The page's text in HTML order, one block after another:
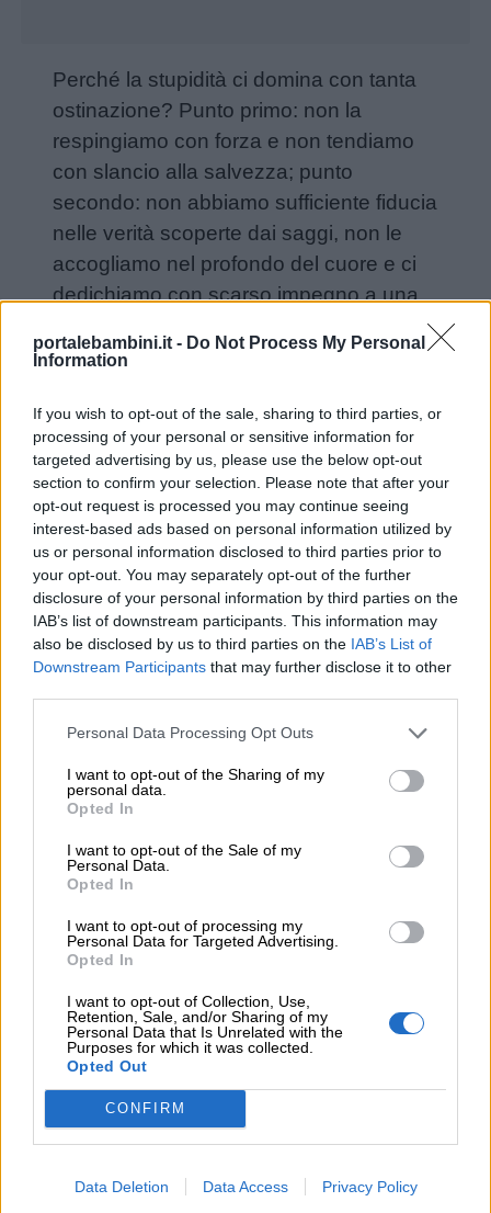
portalebambini.it - Do Not Process My Personal
Information
If you wish to opt-out of the sale, sharing to third parties, or
processing of your personal or sensitive information for
targeted advertising by us, please use the below opt-out
section to confirm your selection. Please note that after your
opt-out request is processed you may continue seeing
interest-based ads based on personal information utilized by
us or personal information disclosed to third parties prior to
your opt-out. You may separately opt-out of the further
disclosure of your personal information by third parties on the
IAB’s list of downstream participants. This information may
also be disclosed by us to third parties on the IAB’s List of
Downstream Participants that may further disclose it to other
Personal Data Processing Opt Outs
I want to opt-out of the Sharing of my
personal data.
Opted In
I want to opt-out of the Sale of my
Personal Data.
Opted In
I want to opt-out of processing my
Personal Data for Targeted Advertising.
Opted In
I want to opt-out of Collection, Use,
Retention, Sale, and/or Sharing of my
Personal Data that Is Unrelated with the
Purposes for which it was collected.
Opted Out
CONFIRM
Data Deletion Data Access Privacy Policy
didattiche
Disegni
da
colorare
Storie
per
bambini
e
giornate
Filastrocche
Giochi
Lavoretti
maschili
Nomi
aforismi
Buongiorno
Buonanotte
Perché la stupidità ci domina con tanta
ostinazione? Punto primo: non la
respingiamo con forza e non tendiamo
con slancio alla salvezza; punto
secondo: non abbiamo sufficiente fiducia
nelle verità scoperte dai saggi, non le
accogliamo nel profondo del cuore e ci
dedichiamo con scarso impegno a una
imparare quanto serve per combattere i
vizi gli lasciano?
Nessuno di noi va a fondo; cogliamo
solo quanto è in superficie e i pochi
minuti spesi per la filosofia bastano e
avanzano per gente tanto affaccendata.
L’ostacolo maggiore è che siamo subito
soddisfatti di noi stessi; se c’è qualcuno
che ci definisce valenti, saggi, virtuosi, gli
diamo immediatamente credito. Non ci
accontentiamo di lodi misurate:
spudorate adulazioni che ci vengono
rivolte.
Concordiamo con chi afferma che siamo
sapendo che quelle persone mentono
spesso e volentieri; siamo così indulgenti
con noi stessi perché vogliamo essere
lodati per virtù esattamente opposte al
nostro modo di agire.
Il carnefice (proprio mentre tortura) si
ruberie l’uomo più generoso, il libertino